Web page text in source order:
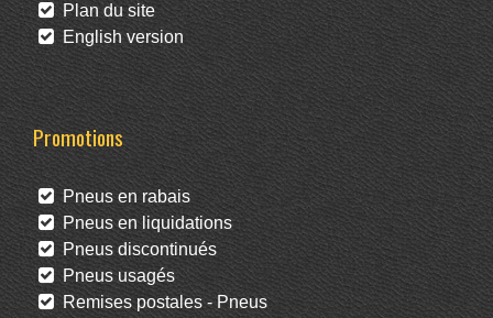
Plan du site
English version
Promotions
Pneus en rabais
Pneus en liquidations
Pneus discontinués
Pneus usagés
Remises postales - Pneus